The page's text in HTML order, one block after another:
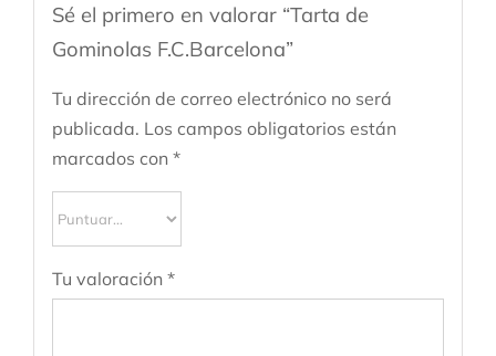
Sé el primero en valorar “Tarta de
Gominolas F.C.Barcelona”
Tu dirección de correo electrónico no será
publicada. Los campos obligatorios están
marcados con *
Tu valoración *